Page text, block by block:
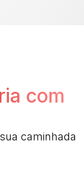
com
caminhada